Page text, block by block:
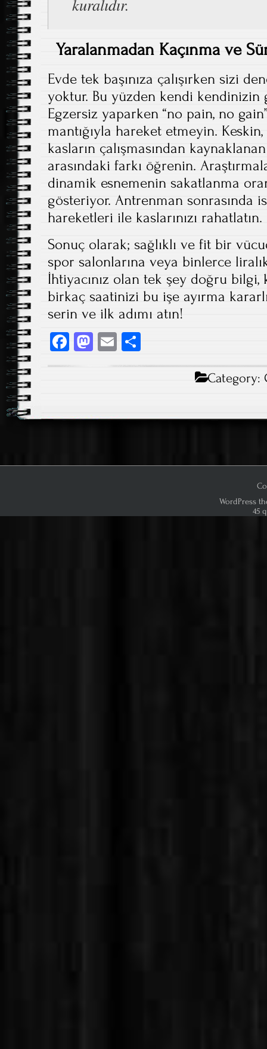
kuralıdır.
Yaralanmadan Kaçınma ve
Evde tek başınıza çalışırken sizi
yoktur. Bu yüzden kendi kendinizin
Egzersiz yaparken “no pain, no
mantığıyla hareket etmeyin. Keskin,
kasların çalışmasından
arasındaki farkı öğrenin.
dinamik esnemenin sakatlanma
gösteriyor. Antrenman sonrasında
hareketleri ile kaslarınızı rahatlatın.
Sonuç olarak; sağlıklı ve fit bir
spor salonlarına veya binlerce
İhtiyacınız olan tek şey doğru
birkaç saatinizi bu işe ayırma
serin ve ilk adımı atın!
Fa
ce
ok
M
o
E
m ha
Category:
WordPress
45